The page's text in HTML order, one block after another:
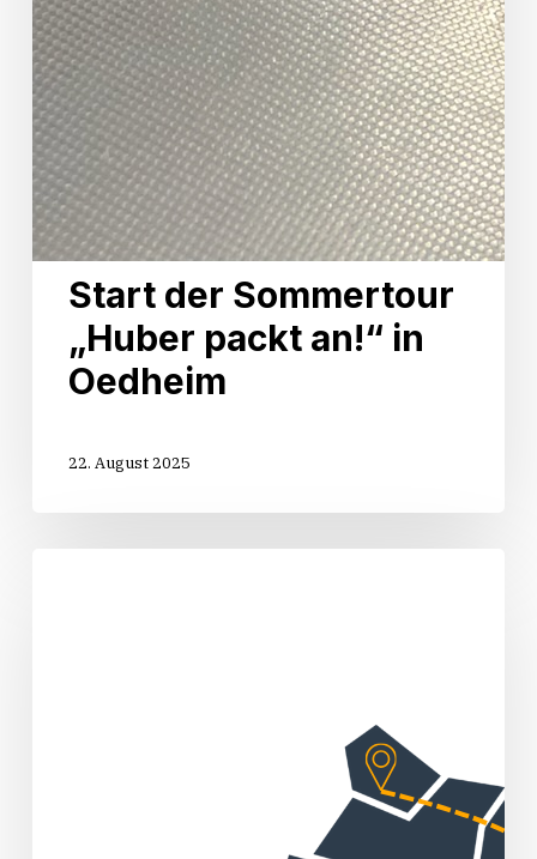
Start der Sommertour
„Huber packt an!“ in
Oedheim
22. August 2025